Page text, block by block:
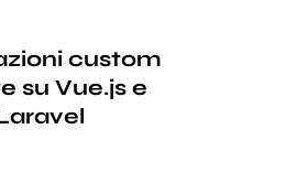
custom
su Vue.js e